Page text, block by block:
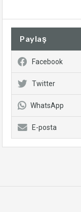
Paylaş
Facebook
Twitter
WhatsApp
E-posta